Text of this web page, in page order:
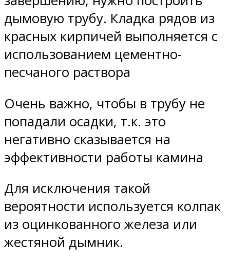
дымовую трубу. Кладка рядов из
красных кирпичей выполняется с
использованием цементно-
песчаного раствора
Очень важно, чтобы в трубу не
попадали осадки, т.к. это
негативно сказывается на
эффективности работы камина
Для исключения такой
вероятности используется колпак
из оцинкованного железа или
жестяной дымник.